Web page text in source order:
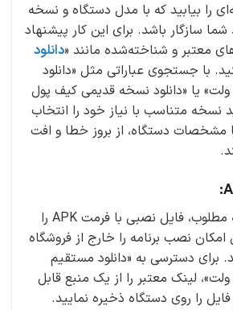
را بیابید که با مدل دستگاه و نسخه
سازگار باشد. برای این کار پیشنهاد
معتبر و شناخته‌شده مانند «دانلود
با جستجوی عباراتی مثل «دانلود
یا «دانلود نسخه قدیمی کیف پول
نسخه متناسب با نیاز خود را انتخاب
مشخصات دستگاه، از بروز خطا و افت
پس از انتخاب نسخه مطلوب، فایل نصبی با فرمت APK را
امکان نصب برنامه را خارج از فروشگاه
برای دسترسی به «دانلود مستقیم
لینک معتبر را از یک منبع قابل
را روی دستگاه ذخیره نمایید.